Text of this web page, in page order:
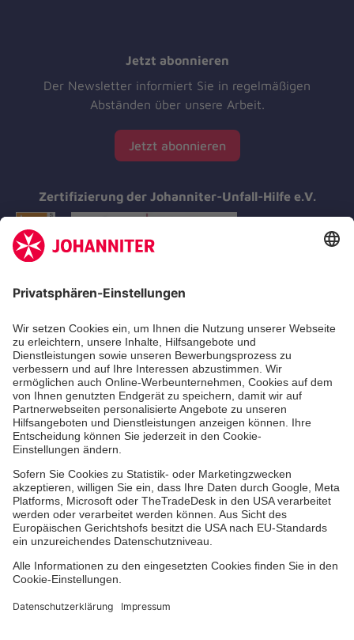
Jetzt abonnieren
Der Newsletter informiert Sie in regelmäßigen
Abständen über unsere Arbeit.
Jetzt abonnieren
Zertifizierung der Johanniter-Unfall-Hilfe e.V.
Aus- & Fortbildungen
Erste-Hilfe-Kurse
Jobs & Ehrenamt
Freiwilligendienst
Spendenprojekte
Johanniter-Jugend
Einrichtungen